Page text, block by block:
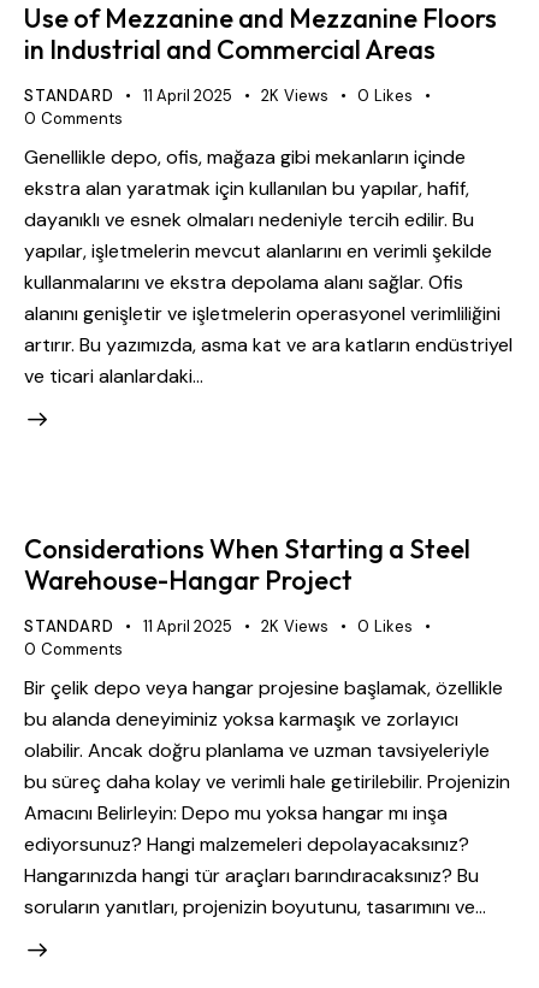
Use of Mezzanine and Mezzanine Floors
in Industrial and Commercial Areas
STANDARD 11 April 2025 2K Views 0 Likes
0 Comments
Genellikle depo, ofis, mağaza gibi mekanların içinde
ekstra alan yaratmak için kullanılan bu yapılar, hafif,
dayanıklı ve esnek olmaları nedeniyle tercih edilir. Bu
yapılar, işletmelerin mevcut alanlarını en verimli şekilde
kullanmalarını ve ekstra depolama alanı sağlar. Ofis
alanını genişletir ve işletmelerin operasyonel verimliliğini
artırır. Bu yazımızda, asma kat ve ara katların endüstriyel
ve ticari alanlardaki…
Considerations When Starting a Steel
Warehouse-Hangar Project
STANDARD 11 April 2025 2K Views 0 Likes
0 Comments
Bir çelik depo veya hangar projesine başlamak, özellikle
bu alanda deneyiminiz yoksa karmaşık ve zorlayıcı
olabilir. Ancak doğru planlama ve uzman tavsiyeleriyle
bu süreç daha kolay ve verimli hale getirilebilir. Projenizin
Amacını Belirleyin: Depo mu yoksa hangar mı inşa
ediyorsunuz? Hangi malzemeleri depolayacaksınız?
Hangarınızda hangi tür araçları barındıracaksınız? Bu
soruların yanıtları, projenizin boyutunu, tasarımını ve…